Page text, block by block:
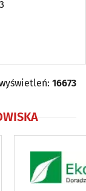
- produkcja,
16673